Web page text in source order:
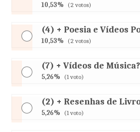
10,53% (2 votos)
(4) + Poesia e Vídeos
10,53% (2 votos)
(7) + Vídeos de Música?
5,26% (1 voto)
(2) + Resenhas de
5,26% (1 voto)